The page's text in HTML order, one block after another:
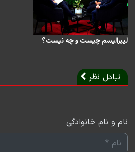
لیبرالیسم چیست و چه نیست؟
تبادل نظر
نام و نام خانوادگی